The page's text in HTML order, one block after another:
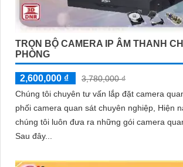
TRỌN BỘ CAMERA IP ÂM THANH
PHÒNG
2,600,000 ₫
3,780,000 ₫
Chúng tôi chuyên tư vấn lắp đặt camera
phối camera quan sát chuyên nghiệp, Hiện
chúng tôi luôn đưa ra những gói camera
Sau đây...